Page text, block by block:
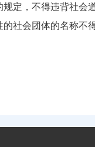
定，不得违背社
社会团体的名称不